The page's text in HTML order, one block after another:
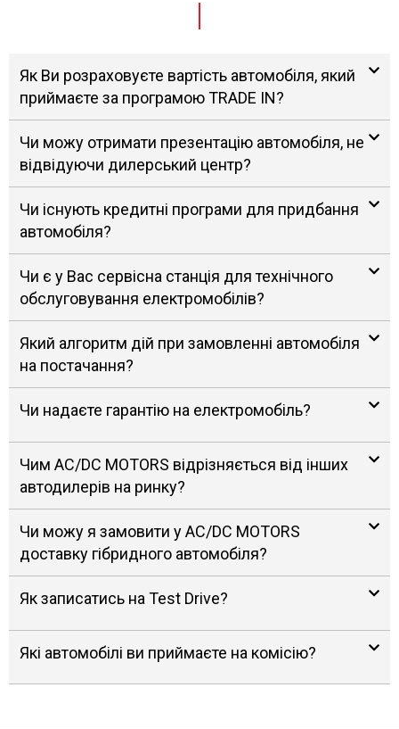
Як Ви розраховуєте вартість автомобіля, який
приймаєте за програмою TRADE IN?
Чи можу отримати презентацію автомобіля, не
відвідуючи дилерський центр?
Чи існують кредитні програми для придбання
автомобіля?
Чи є у Вас сервісна станція для технічного
обслуговування електромобілів?
Який алгоритм дій при замовленні автомобіля
на постачання?
Чи надаєте гарантію на електромобіль?
Чим AC/DC MOTORS відрізняється від інших
автодилерів на ринку?
Чи можу я замовити у AC/DC MOTORS
доставку гібридного автомобіля?
Як записатись на Test Drive?
Які автомобілі ви приймаєте на комісію?